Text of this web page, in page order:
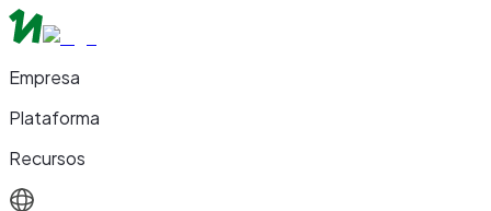
Empresa
Plataforma
Recursos